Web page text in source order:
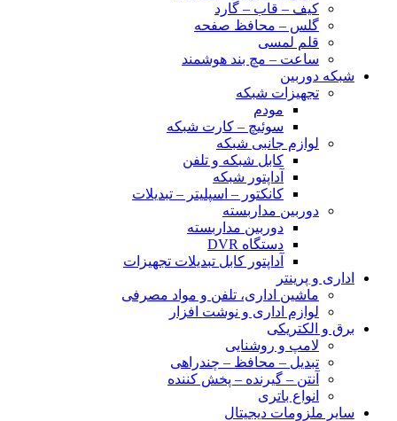
کیف – قاب – گارد
گلس – محافظ صفحه
قلم لمسی
ساعت – مچ بند هوشمند
شبکه دوربین
تجهیزات شبکه
مودم
سوئیچ – کارت شبکه
لوازم جانبی شبکه
کابل شبکه و تلفن
آداپتور شبکه
کانکتور – اسپلیتر – تبدیلات
دوربین مداربسته
دوربین مداربسته
دستگاه DVR
آداپتور کابل تبدیلات تجهیزات
اداری و پرینتر
ماشین اداری، تلفن و مواد مصرفی
لوازم اداری و نوشت افزار
برق و الکتریکی
لامپ و روشنایی
تبدیل – محافظ – چندراهی
آنتن – گیرنده – پخش کننده
انواع باتری
سایر ملزومات دیجیتال